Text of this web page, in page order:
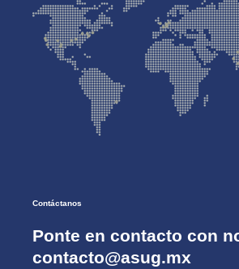
Contáctanos
Ponte en contacto con
contacto@asug.mx